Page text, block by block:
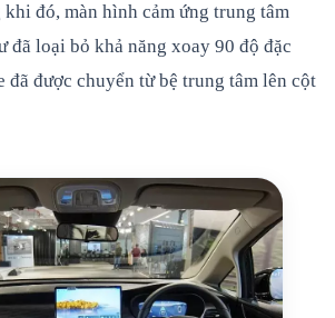
khi đó, màn hình cảm ứng trung tâm
đã loại bỏ khả năng xoay 90 độ đặc
đã được chuyển từ bệ trung tâm lên cột